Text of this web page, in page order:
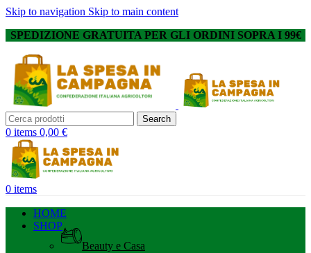
Skip to navigation Skip to main content
SPEDIZIONE GRATUITA PER GLI ORDINI SOPRA I 99€
Search
0 items 0,00 €
0 items
HOME
SHOP
Beauty e Casa